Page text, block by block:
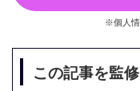
※個人
この記事を監